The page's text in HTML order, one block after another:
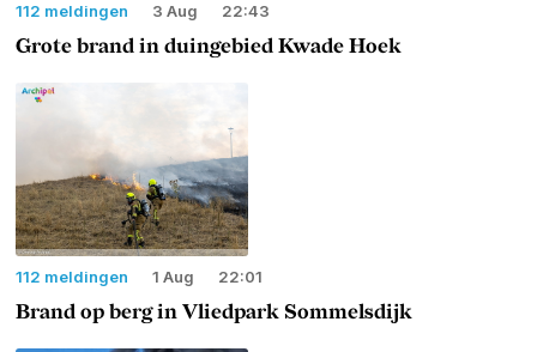
112 meldingen 3 Aug 22:43
Grote brand in duingebied Kwade Hoek
112 meldingen 1 Aug 22:01
Brand op berg in Vliedpark Sommelsdijk